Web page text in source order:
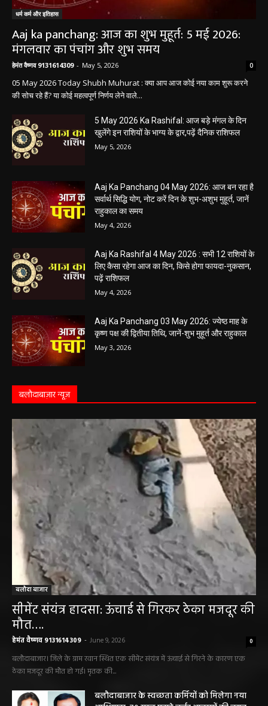
धर्म कर्म और इतिहास
Aaj ka panchang: आज का शुभ मुहूर्त: 5 मई 2026:
मंगलवार का पंचांग और शुभ समय
हेमंत वैष्णव 9131614309 - May 5, 2026 0
05 May 2026 Today Shubh Muhurat : क्या आप आज कोई नया काम शुरू करने
की सोच रहे हैं? या कोई महत्वपूर्ण निर्णय लेने वाले...
5 May 2026 Ka Rashifal: आज बड़े मंगल के दिन
खुलेंगे इन राशियों के भाग्य के द्वार,पढ़ें दैनिक राशिफल
May 5, 2026
Aaj Ka Panchang 04 May 2026: आज बन रहा है
सर्वार्थ सिद्धि योग, नोट करें दिन के शुभ-अशुभ मुहूर्त, जानें
राहुकाल का समय
May 4, 2026
Aaj Ka Rashifal 4 May 2026 : सभी 12 राशियों के
लिए कैसा रहेगा आज का दिन, किसे होगा फायदा-नुकसान,
पढ़ें राशिफल
May 4, 2026
Aaj Ka Panchang 03 May 2026: ज्येष्ठ माह के
कृष्ण पक्ष की द्वितीया तिथि, जानें-शुभ मुहूर्त और राहुकाल
May 3, 2026
बलौदाबाज़ार न्यूज़
बलौदा बाजार
सीमेंट संयंत्र हादसा: ऊंचाई से गिरकर ठेका मजदूर की
मौत….
हेमंत वैष्णव 9131614309 - June 9, 2026 0
बलौदाबाजार। जिले के ग्राम रवान स्थित एक सीमेंट संयंत्र में ऊंचाई से गिरने के कारण एक
ठेका मजदूर की मौत हो गई। मृतक की...
बलौदाबाजार के स्वच्छता कर्मियों को मिलेगा नया